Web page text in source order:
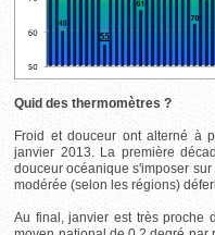
Quid des thermomètres ?
Froid et douceur ont alterné à
janvier 2013. La première
douceur océanique s'imposer
modérée (selon les régions)
Au final, janvier est très proche